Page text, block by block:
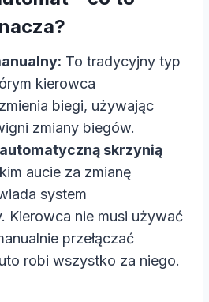
To tradycyjny typ
kierowca
biegi, używając
zmiany biegów.
skrzynią
aucie za zmianę
system
Kierowca nie musi używać
przełączać
robi wszystko za niego.